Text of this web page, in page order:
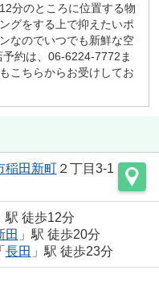
分のところに位置する物
グをする上で抑えたいポ
なのでいつでも新鮮な空
約は、06-6224-7772ま
こちらからお受けしてお
稲田新町２丁目3-1
駅 徒歩12分
田 」駅 徒歩20分
「 長田 」駅 徒歩23分